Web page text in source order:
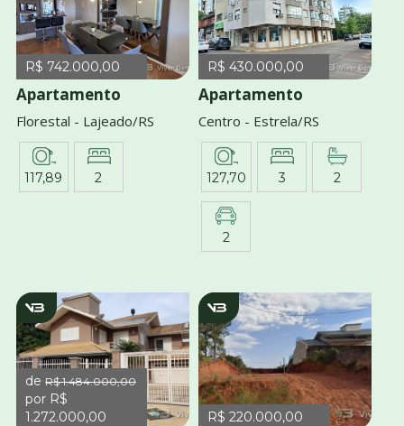
R$ 742.000,00
Apartamento
Florestal - Lajeado/RS
117,89 2
R$ 430.000,00
Apartamento
Centro - Estrela/RS
127,70 3 2
2
v1554
de R$ 1.484.000,00
por R$
1.272.000,00
v3970
R$ 220.000,00